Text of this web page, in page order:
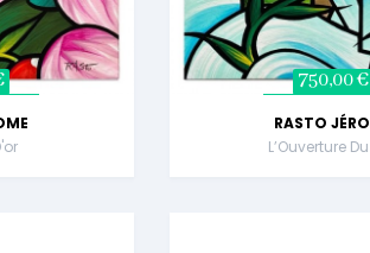
750,00 €
RASTO
L’Ouverture